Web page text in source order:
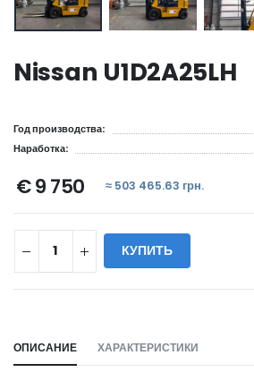
Nissan U1D2A25LH
Год производства:
Наработка:
€ 9 750 ≈ 503 465.63 грн.
КУПИТЬ
ОПИСАНИЕ ХАРАКТЕРИСТИКИ